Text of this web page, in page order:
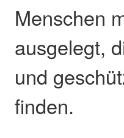
Menschen
ausgelegt,
und
finden.